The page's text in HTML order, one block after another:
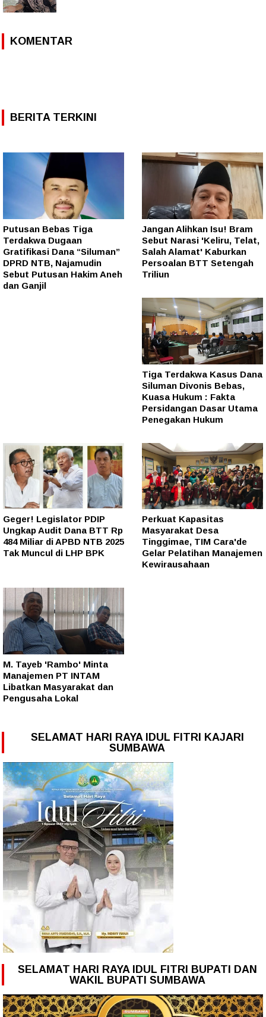
KOMENTAR
BERITA TERKINI
Putusan Bebas Tiga
Terdakwa Dugaan
Gratifikasi Dana “Siluman”
DPRD NTB, Najamudin
Sebut Putusan Hakim Aneh
dan Ganjil
Jangan Alihkan Isu! Bram
Sebut Narasi 'Keliru, Telat,
Salah Alamat' Kaburkan
Persoalan BTT Setengah
Triliun
Tiga Terdakwa Kasus Dana
Siluman Divonis Bebas,
Kuasa Hukum : Fakta
Persidangan Dasar Utama
Penegakan Hukum
Geger! Legislator PDIP
Ungkap Audit Dana BTT Rp
484 Miliar di APBD NTB 2025
Tak Muncul di LHP BPK
Perkuat Kapasitas
Masyarakat Desa
Tinggimae, TIM Cara'de
Gelar Pelatihan Manajemen
Kewirausahaan
M. Tayeb 'Rambo' Minta
Manajemen PT INTAM
Libatkan Masyarakat dan
Pengusaha Lokal
SELAMAT HARI RAYA IDUL FITRI KAJARI
SUMBAWA
SELAMAT HARI RAYA IDUL FITRI BUPATI DAN
WAKIL BUPATI SUMBAWA